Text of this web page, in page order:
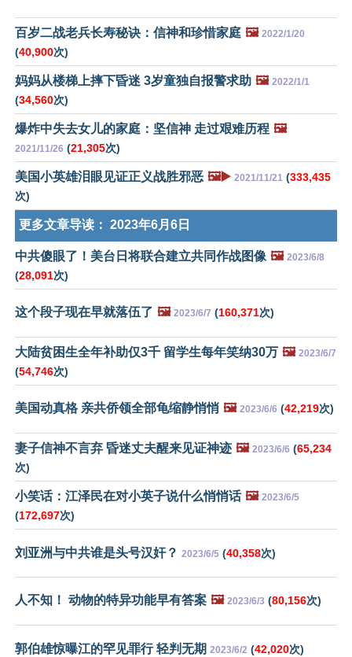
百岁二战老兵长寿秘诀：信神和珍惜家庭 🖼️ 2022/1/20
(40,900次)
妈妈从楼梯上摔下昏迷 3岁童独自报警求助 🖼️ 2022/1/1
(34,560次)
爆炸中失去女儿的家庭：坚信神 走过艰难历程 🖼️
2021/11/26 (21,305次)
美国小英雄泪眼见证正义战胜邪恶 🖼️▶️ 2021/11/21 (333,435
次)
更多文章导读： 2023年6月6日
中共傻眼了！美台日将联合建立共同作战图像 🖼️ 2023/6/8
(28,091次)
这个段子现在早就落伍了 🖼️ 2023/6/7 (160,371次)
大陆贫困生全年补助仅3千 留学生每年笑纳30万 🖼️ 2023/6/7
(54,746次)
美国动真格 亲共侨领全部龟缩静悄悄 🖼️ 2023/6/6 (42,219次)
妻子信神不言弃 昏迷丈夫醒来见证神迹 🖼️ 2023/6/6 (65,234
次)
小笑话：江泽民在对小英子说什么悄悄话 🖼️ 2023/6/5
(172,697次)
刘亚洲与中共谁是头号汉奸？ 2023/6/5 (40,358次)
人不知！ 动物的特异功能早有答案 🖼️ 2023/6/3 (80,156次)
郭伯雄惊曝江的罕见罪行 轻判无期 2023/6/2 (42,020次)